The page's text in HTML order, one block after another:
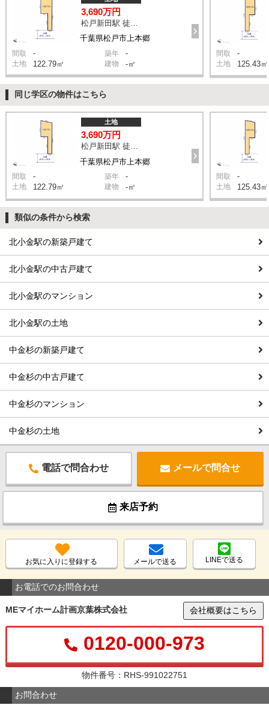
千葉県松戸市上本郷
3,690万円
松戸新田駅 徒歩13分
間取 - 築年 -
土地 122.79㎡ 建物 -㎡
間取 -
土地 125.43㎡
同じ学区の物件はこちら
千葉県松戸市上本郷
土地
3,690万円
松戸新田駅 徒歩13分
間取 - 築年 -
土地 122.79㎡ 建物 -㎡
間取 -
土地 125.43㎡
類似の条件から検索
北小金駅の新築戸建て
北小金駅の中古戸建て
北小金駅のマンション
北小金駅の土地
中金杉の新築戸建て
中金杉の中古戸建て
中金杉のマンション
中金杉の土地
電話で問合わせ メールで問合せ
来店予約
お気に入りに登録する メールで送る LINEで送る
お電話でのお問合わせ
MEマイホーム計画京葉株式会社 会社概要はこちら
0120-000-973
物件番号：RHS-991022751
お問合わせ